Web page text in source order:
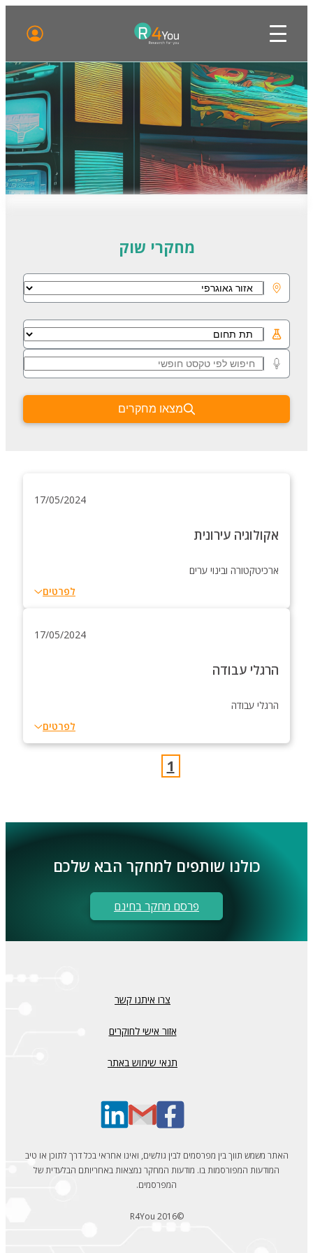
מחקרי שוק
מצאו מחקרים
אקולוגיה עירונית
17/05/2024
ארכיטקטורה ובינוי ערים
לפרטים
הרגלי עבודה
17/05/2024
הרגלי עבודה
לפרטים
1
כולנו שותפים למחקר הבא שלכם
פרסם מחקר בחינם
צרו איתנו קשר
אזור אישי לחוקרים
תנאי שימוש באתר
האתר משמש תווך בין מפרסמים לבין גולשים, ואינו אחראי בכל דרך לתוכן או טיב
המודעות המפורסמות בו. מודעות המחקר נמצאות באחריותם הבלעדית של
המפרסמים.
©R4You 2016